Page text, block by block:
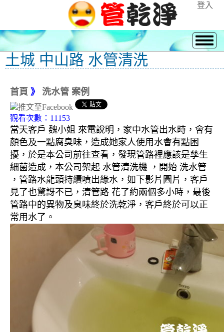
登入
土城 中山路 水管清洗
首頁 》 洗水管 案例
觀看次數：11153
當天客戶 魏小姐 來電說明，家中水管出水時，會有
顏色及一點腐臭味，造成她家人使用水會有點困
擾，於是本公司前往查看，發現管路裡應該是孳生
細菌造成，本公司架起 水管清洗機 ，開始 洗水管
，管路水龍頭持續噴出綠水，如下影片圖片，客戶
見了也驚訝不已，清管路 花了約兩個多小時，最後
管路中的異物及臭味終於洗乾淨，客戶終於可以正
常用水了。